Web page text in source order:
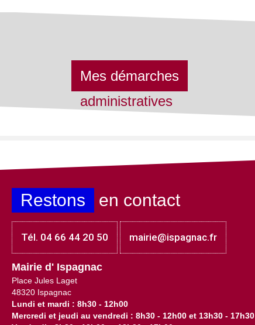
Mes démarches
administratives
Restons en contact
Tél. 04 66 44 20 50 mairie@ispagnac.fr
Mairie d' Ispagnac
Place Jules Laget
48320 Ispagnac
Lundi et mardi : 8h30 - 12h00
Mercredi et jeudi au vendredi : 8h30 - 12h00 et 13h30 - 17h30